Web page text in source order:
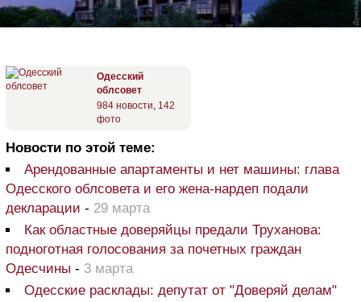
Одесский
облсовет
984 новости 142
фото
Новости по этой теме:
Арендованные апартаменты и нет машины: глава
Одесского облсовета и его жена-нардеп подали
декларации - 29 марта
Как областные доверяйцы предали Труханова:
подноготная голосования за почетных граждан
Одесчины - 3 марта
Одесские расклады: депутат от "Доверяй делам"